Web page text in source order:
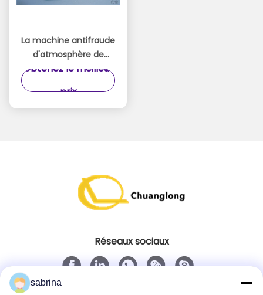
La machine antifraude
d'atmosphère de
dispositif partie d'anti
biens de couleur verte
Obtenez le meilleur
prix
Réseaux sociaux
sabrina